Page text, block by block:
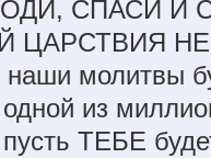
СПАСИ И
ЦАРСТВИЯ
наши молитвы
одной из
ТЕБЕ